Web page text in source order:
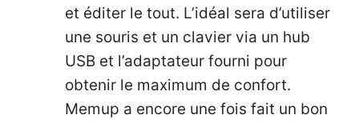
et éditer le tout. L’idéal sera d’utiliser
une souris et un clavier via un hub
USB et l’adaptateur fourni pour
obtenir le maximum de confort.
Memup a encore une fois fait un bon